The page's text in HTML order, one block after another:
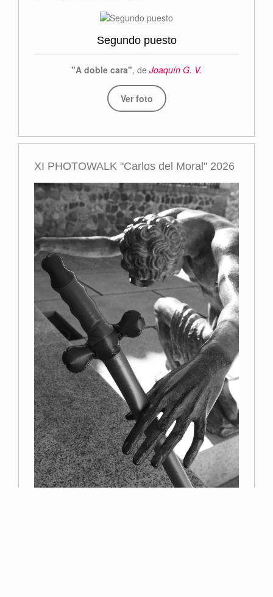
Segundo puesto
"A doble cara", de Joaquín G. V.
Ver foto
XI PHOTOWALK "Carlos del Moral" 2026